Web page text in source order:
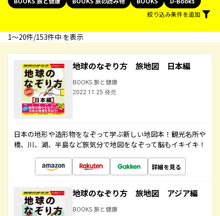
絞り込み条件を追加
1〜20件/153件中 を表示
地球のなぞり方 旅地図 日本編
BOOKS 旅と健康
2022.11.25 発売
日本の地形や造形物をなぞって学ぶ新しい地図本！観光名所や
橋、川、湖、半島など旅気分で地図をなぞって脳もイキイキ！
詳細を見る
地球のなぞり方 旅地図 アジア編
BOOKS 旅と健康